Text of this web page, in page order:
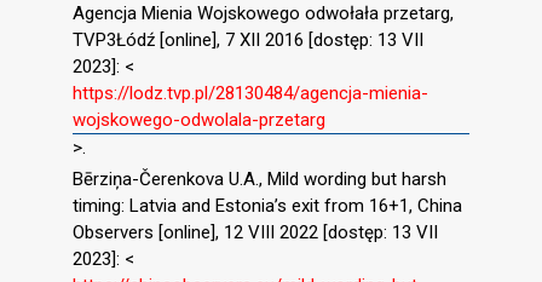
Agencja Mienia Wojskowego odwołała przetarg,
TVP3Łódź [online], 7 XII 2016 [dostęp: 13 VII
2023]: <
https://lodz.tvp.pl/28130484/agencja-mienia-
wojskowego-odwolala-przetarg
>.
Bērziņa-Čerenkova U.A., Mild wording but harsh
timing: Latvia and Estonia’s exit from 16+1, China
Observers [online], 12 VIII 2022 [dostęp: 13 VII
2023]: <